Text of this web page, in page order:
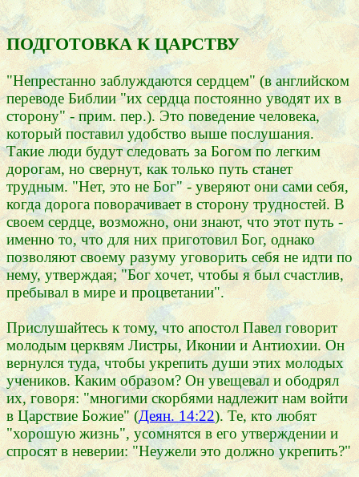
ПОДГОТОВКА К ЦАРСТВУ
"Непрестанно заблуждаются сердцем" (в английском
переводе Библии "их сердца постоянно уводят их в
сторону" - прим. пер.). Это поведение человека,
который поставил удобство выше послушания.
Такие люди будут следовать за Богом по легким
дорогам, но свернут, как только путь станет
трудным. "Нет, это не Бог" - уверяют они сами себя,
когда дорога поворачивает в сторону трудностей. В
своем сердце, возможно, они знают, что этот путь -
именно то, что для них приготовил Бог, однако
позволяют своему разуму уговорить себя не идти по
нему, утверждая; "Бог хочет, чтобы я был счастлив,
пребывал в мире и процветании".
Прислушайтесь к тому, что апостол Павел говорит
молодым церквям Листры, Иконии и Антиохии. Он
вернулся туда, чтобы укрепить души этих молодых
учеников. Каким образом? Он увещевал и ободрял
их, говоря: "многими скорбями надлежит нам войти
в Царствие Божие" (Деян. 14:22). Те, кто любят
"хорошую жизнь", усомнятся в его утверждении и
спросят в неверии: "Неужели это должно укрепить?"